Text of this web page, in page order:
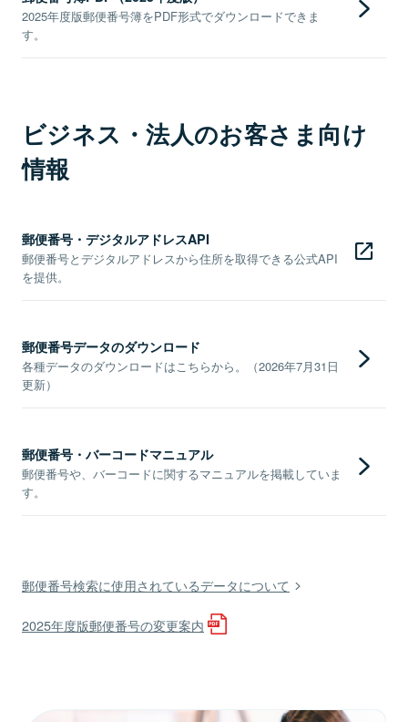
2025年度版郵便番号簿をPDF形式でダウンロードできま
す。
ビジネス・法人のお客さま向け
情報
郵便番号・デジタルアドレスAPI
郵便番号とデジタルアドレスから住所を取得できる公式API
を提供。
郵便番号データのダウンロード
各種データのダウンロードはこちらから。（2026年7月31日
更新）
郵便番号・バーコードマニュアル
郵便番号や、バーコードに関するマニュアルを掲載していま
す。
郵便番号検索に使用されているデータについて
2025年度版郵便番号の変更案内